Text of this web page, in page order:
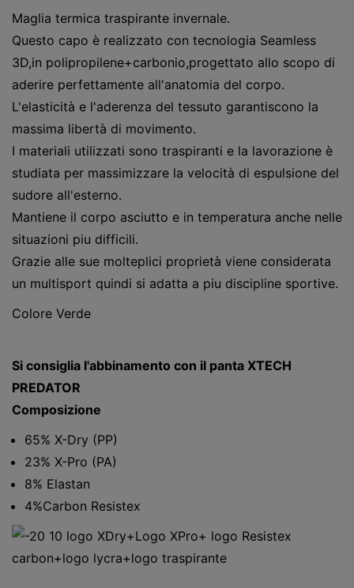
Maglia termica traspirante invernale.
Questo capo è realizzato con tecnologia Seamless
3D,in polipropilene+carbonio,progettato allo scopo di
aderire perfettamente all'anatomia del corpo.
L'elasticità e l'aderenza del tessuto garantiscono la
massima libertà di movimento.
I materiali utilizzati sono traspiranti e la lavorazione è
studiata per massimizzare la velocità di espulsione del
sudore all'esterno.
Mantiene il corpo asciutto e in temperatura anche nelle
situazioni piu difficili.
Grazie alle sue molteplici proprietà viene considerata
un multisport quindi si adatta a piu discipline sportive.
Colore Verde
Si consiglia l'abbinamento con il panta XTECH
PREDATOR
Composizione
65% X-Dry (PP)
23% X-Pro (PA)
8% Elastan
4%Carbon Resistex